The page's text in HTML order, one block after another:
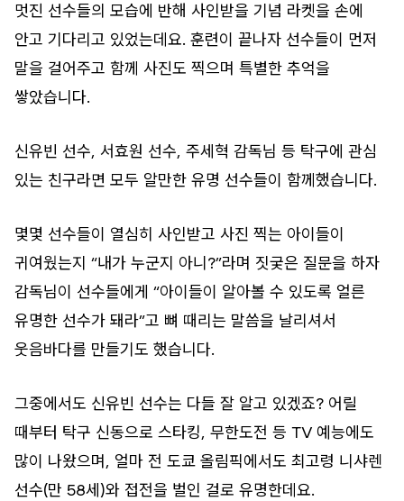
멋진 선수들의 모습에 반해 사인받을 기념 라켓을 손에
안고 기다리고 있었는데요. 훈련이 끝나자 선수들이 먼저
말을 걸어주고 함께 사진도 찍으며 특별한 추억을
쌓았습니다.
신유빈 선수, 서효원 선수, 주세혁 감독님 등 탁구에 관심
있는 친구라면 모두 알만한 유명 선수들이 함께했습니다.
몇몇 선수들이 열심히 사인받고 사진 찍는 아이들이
귀여웠는지 “내가 누군지 아니?”라며 짓궂은 질문을 하자
감독님이 선수들에게 “아이들이 알아볼 수 있도록 얼른
유명한 선수가 돼라”고 뼈 때리는 말씀을 날리셔서
웃음바다를 만들기도 했습니다.
그중에서도 신유빈 선수는 다들 잘 알고 있겠죠? 어릴
때부터 탁구 신동으로 스타킹, 무한도전 등 TV 예능에도
많이 나왔으며, 얼마 전 도쿄 올림픽에서도 최고령 니샤렌
선수(만 58세)와 접전을 벌인 걸로 유명한데요.